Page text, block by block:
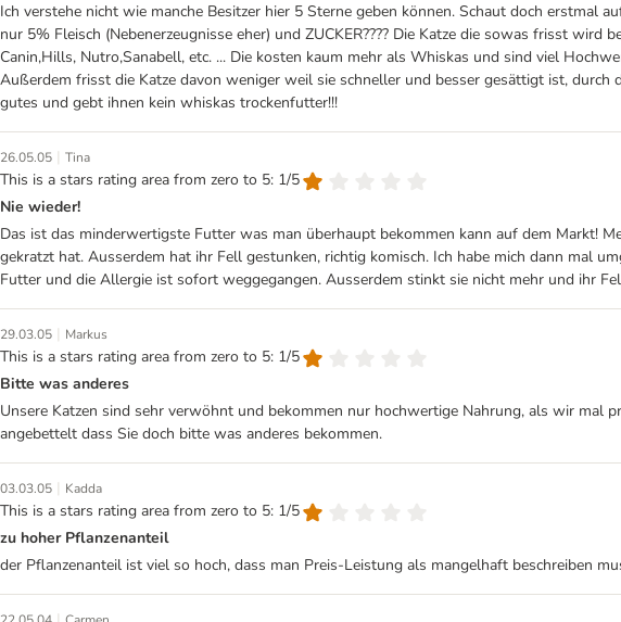
Ich verstehe nicht wie manche Besitzer hier 5 Sterne geben können. Schaut doch erstmal
nur 5% Fleisch (Nebenerzeugnisse eher) und ZUCKER???? Die Katze die sowas frisst
Canin,Hills, Nutro,Sanabell, etc. ... Die kosten kaum mehr als Whiskas und sind viel
Außerdem frisst die Katze davon weniger weil sie schneller und besser gesättigt ist,
gutes und gebt ihnen kein whiskas trockenfutter!!!
26.05.05 | Tina
This is a stars rating area from zero to 5: 1/5
Nie wieder!
Das ist das minderwertigste Futter was man überhaupt bekommen kann auf dem Markt!
gekratzt hat. Ausserdem hat ihr Fell gestunken, richtig komisch. Ich habe mich dann mal
Futter und die Allergie ist sofort weggegangen. Ausserdem stinkt sie nicht mehr und ihr
29.03.05 | Markus
This is a stars rating area from zero to 5: 1/5
Bitte was anderes
Unsere Katzen sind sehr verwöhnt und bekommen nur hochwertige Nahrung, als wir
angebettelt dass Sie doch bitte was anderes bekommen.
03.03.05 | Kadda
This is a stars rating area from zero to 5: 1/5
zu hoher Pflanzenanteil
der Pflanzenanteil ist viel so hoch, dass man Preis-Leistung als mangelhaft beschreiben